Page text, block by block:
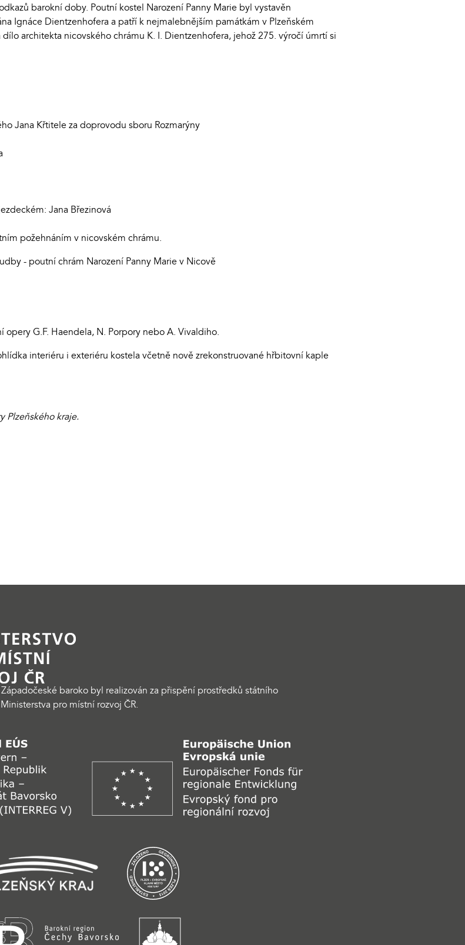
barokní doby. Poutní kostel Narození Panny Marie byl vystavěn
Ignáce Dientzenhofera a patří k nejmalebnějším památkám v Plzeňském
architekta nicovského chrámu K. I. Dientzenhofera, jehož 275. výročí úmrtí si
Jana Křtitele za doprovodu sboru Rozmarýny
Jana Březinová
požehnáním v nicovském chrámu.
- poutní chrám Narození Panny Marie v Nicově
G.F. Haendela, N. Porpory nebo A. Vivaldiho.
interiéru i exteriéru kostela včetně nově zrekonstruované hřbitovní kaple
Plzeňského kraje.
baroko byl realizován za přispění prostředků státního
pro místní rozvoj ČR.